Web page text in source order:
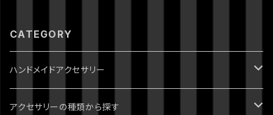
CATEGORY
ハンドメイドアクセサリー
ジョジョの奇妙な冒険
アクセサリーの種類から探す